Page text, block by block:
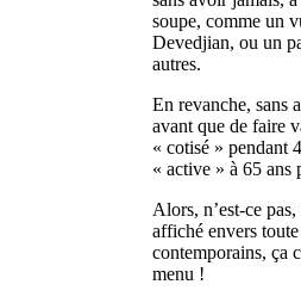
soupe, comme un
Devedjian, ou un
autres.
En revanche, sans
avant que de faire
« cotisé » pendant
« active » à 65 ans
Alors, n’est-ce
affiché envers
contemporains, ça
menu !